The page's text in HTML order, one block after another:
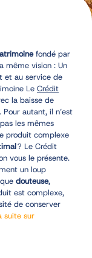
fondé par
même vision : Un
et au service de
Le Crédit
la baisse de
Pour autant, il n’est
les mêmes
produit complexe
? Le Crédit
vous le présente.
un loup
douteuse,
est complexe,
de conserver
suite sur